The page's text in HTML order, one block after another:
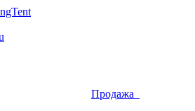
Продажа